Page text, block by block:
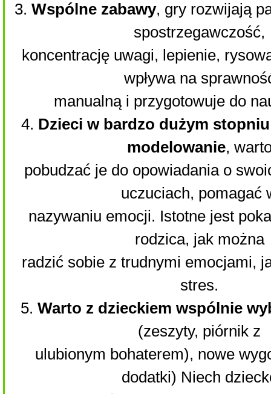
3. Wspólne zabawy, gry rozwijają
spostrzegawczość,
koncentrację uwagi, lepienie,
wpływa na
manualną i przygotowuje do
4. Dzieci w bardzo dużym
modelowanie,
pobudzać je do opowiadania o
uczuciach, pomagać
nazywaniu emocji. Istotne jest
rodzica, jak można
radzić sobie z trudnymi emocjami,
stres.
5. Warto z dzieckiem wspólnie
(zeszyty, piórnik z
ulubionym bohaterem), nowe
dodatki) Niech